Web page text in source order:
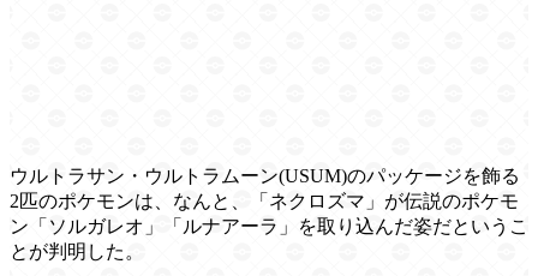
ウルトラサン・ウルトラムーン(USUM)のパッケージを飾る
2匹のポケモンは、なんと、「ネクロズマ」が伝説のポケモ
ン「ソルガレオ」「ルナアーラ」を取り込んだ姿だというこ
とが判明した。